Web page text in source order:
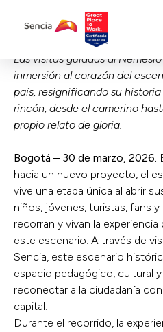
Las visitas guiadas al
inmersión al corazón del
país, resignificando su
rincón, desde el camerino
propio relato de gloria.
Bogotá – 30 de marzo, 2026.
hacia un nuevo proyecto, el
vive una etapa única al abrir
niños, jóvenes, turistas, fans
recorran y vivan la
este escenario. A través de
Sencia, este escenario
espacio pedagógico, cultural
reconectar a la ciudadanía
capital.
Durante el recorrido, la